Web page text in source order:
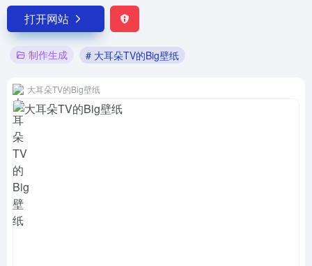
打开网站
制作生成 # 大耳朵TV的Big壁纸
大耳朵TV的Big壁纸